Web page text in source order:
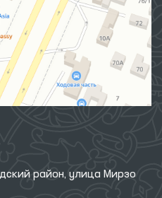
район, улица Мирзо